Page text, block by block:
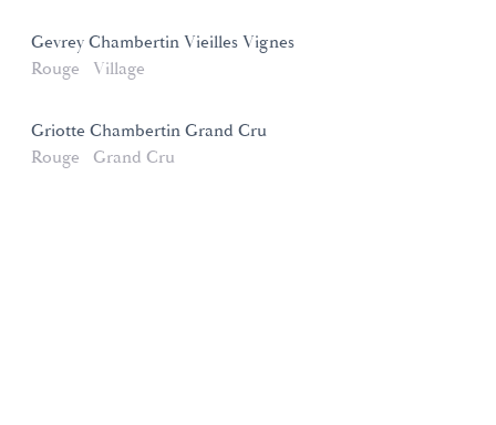
Gevrey Chambertin Vieilles Vignes
Rouge
Village
Griotte Chambertin Grand Cru
Rouge
Grand Cru